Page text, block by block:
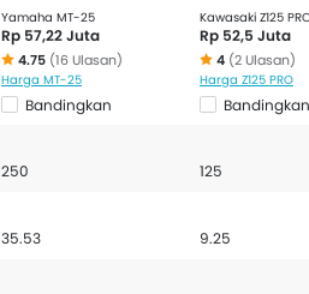
Yamaha MT-25
Rp 57,22 Juta
4.75 (16 Ulasan)
Harga MT-25
Bandingkan
Kawasaki Z125
Rp 52,5 Juta
4 (2 Ulasan)
Harga Z125 PRO
Bandingkan
250 125
35.53 9.25